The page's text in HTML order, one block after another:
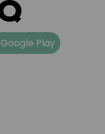
Google Play